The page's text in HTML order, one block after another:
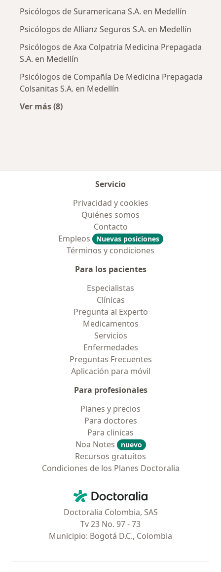
Psicólogos de Suramericana S.A. en Medellín
Psicólogos de Allianz Seguros S.A. en Medellín
Psicólogos de Axa Colpatria Medicina Prepagada
S.A. en Medellín
Psicólogos de Compañía De Medicina Prepagada
Colsanitas S.A. en Medellín
Ver más (8)
Servicio
Privacidad y cookies
Quiénes somos
Contacto
Empleos
Nuevas posiciones
Términos y condiciones
Para los pacientes
Especialistas
Clínicas
Pregunta al Experto
Medicamentos
Servicios
Enfermedades
Preguntas Frecuentes
Aplicación para móvil
Para profesionales
Planes y precios
Para doctores
Para clinicas
Noa Notes
nuevo
Recursos gratuitos
Condiciones de los Planes Doctoralia
Doctoralia - Página de inicio
Doctoralia Colombia, SAS
Tv 23 No. 97 - 73
Municipio: Bogotá D.C., Colombia